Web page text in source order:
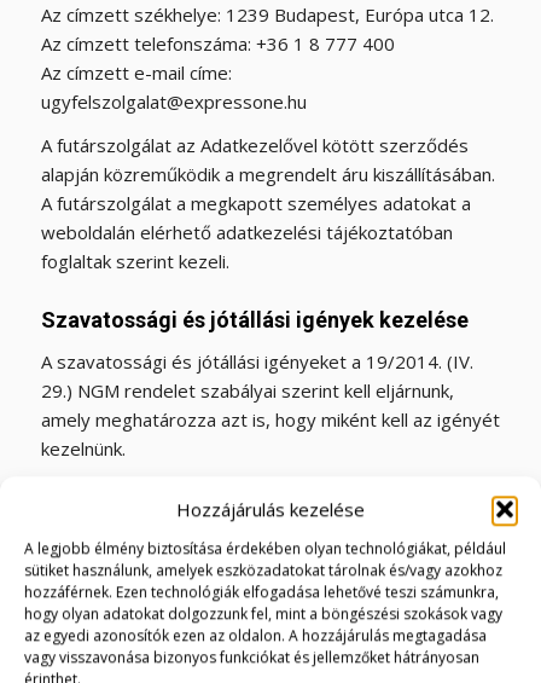
Hozzájárulás kezelése
A legjobb élmény biztosítása érdekében olyan technológiákat, például
sütiket használunk, amelyek eszközadatokat tárolnak és/vagy azokhoz
hozzáférnek. Ezen technológiák elfogadása lehetővé teszi számunkra,
hogy olyan adatokat dolgozzunk fel, mint a böngészési szokások vagy
az egyedi azonosítók ezen az oldalon. A hozzájárulás megtagadása
vagy visszavonása bizonyos funkciókat és jellemzőket hátrányosan
Az címzett székhelye: 1239 Budapest, Európa utca 12.
Az címzett telefonszáma: +36 1 8 777 400
Az címzett e-mail címe:
ugyfelszolgalat@expressone.hu
A futárszolgálat az Adatkezelővel kötött szerződés
alapján közreműködik a megrendelt áru kiszállításában.
A futárszolgálat a megkapott személyes adatokat a
weboldalán elérhető adatkezelési tájékoztatóban
foglaltak szerint kezeli.
Szavatossági és jótállási igények kezelése
A szavatossági és jótállási igényeket a 19/2014. (IV.
29.) NGM rendelet szabályai szerint kell eljárnunk,
amely meghatározza azt is, hogy miként kell az igényét
kezelnünk.
A szavatossági és jótállási igények kezelésekor a
19/2014. (IV. 29.) NGM rendelet szabályai szerint kell
eljárnunk.
A rendelet alapján a nálunk bejelentett szavatossági
vagy jótállási igényéről jegyzőkönyvet vagyunk